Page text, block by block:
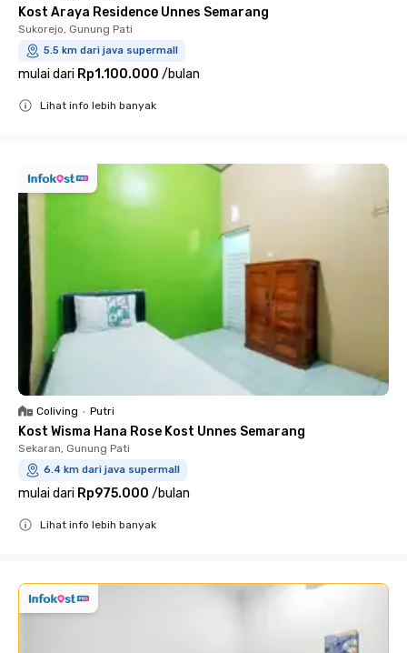
Kost Araya Residence Unnes Semarang
Sukorejo, Gunung Pati
5.5 km dari java supermall
mulai dari Rp1.100.000 /bulan
Lihat info lebih banyak
Coliving • Putri
Kost Wisma Hana Rose Kost Unnes Semarang
Sekaran, Gunung Pati
6.4 km dari java supermall
mulai dari Rp975.000 /bulan
Lihat info lebih banyak